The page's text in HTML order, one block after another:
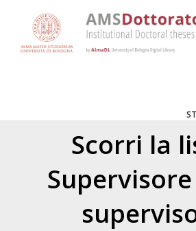
Scorri la
Supervisore